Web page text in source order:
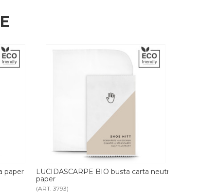
carta neutra SET IGIENE ORALE BIO busta carta
neutra paper
(ART. 3796)